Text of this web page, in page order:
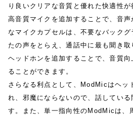
り良いクリアな音質と優れた快適性が
高音質マイクを追加することで、音
なマイクカプセルは、不要なバック
たの声をとらえ、通話中に最も聞き
ヘッドホンを追加することで、音質
ることができます。
さらなる利点として、ModMicはヘッ
れ、邪魔にならないので、話している
す。また、単一指向性のModMicは、